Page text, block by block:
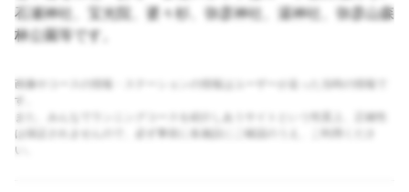
石瀬神社、宝光院、婆々杉、弥彦神社、湯神社、弥彦山森
林公園等です。
画像やコースの情報・ステーションの情報はユーザーが走った当時の情報で
す。
また、みんなでランニングコースを紹介しあうサイトという性質上、正確性
は保証されませんので、必ず事前に各施設にご確認のうえ、ご利用くださ
い。